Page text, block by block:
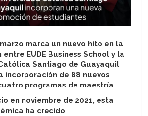
marca un nuevo hito en la
EUDE Business School y la
Santiago de Guayaquil
incorporación de 88 nuevos
programas de maestría.
en noviembre de 2021, esta
ha crecido